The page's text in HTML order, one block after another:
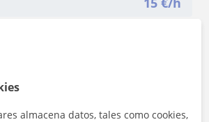
almacena datos, tales como cookies,